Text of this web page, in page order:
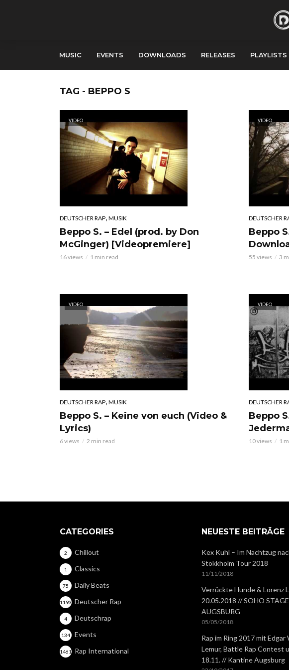
MUSIC EVENTS DOWNLOADS RELEASES PLAYLISTS
TAG - BEPPO S
VIDEO
DEUTSCHER RAP MUSIK
Beppo S. – Edel (prod. by Don
McGinger) [Videopremiere]
16 views 1 min read
VIDEO
DEUTSCHER
Beppo
55 views 3
VIDEO
DEUTSCHER RAP MUSIK
Beppo S. – Keine von euch (Video &
Lyrics)
6 views 2 min read
VIDEO
DEUTSCHER
Beppo
10 views 1
CATEGORIES
Chillout
2
Classics
1
Daily Beats
75
Deutscher Rap
1193
Deutschrap
4
Events
134
Rap International
1461
NEUESTE BEITRÄGE
Kex Kuhl – Im Nachtzug
Stokkholm Tour 2018
11/11/2018
Verrückte Hunde & Lorenz
20.05.2018 // SOHO STAGE
AUGSBURG
05/05/2018
Rap im Ring 2017 mit Edgar
Lemur, Battle Rap Contest
18.11. // Kantine Augsburg